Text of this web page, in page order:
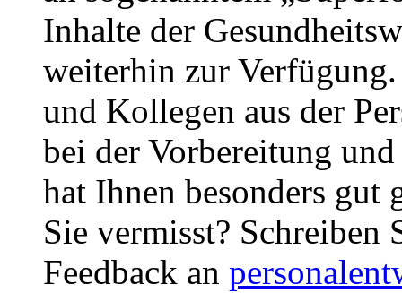
Inhalte der
weiterhin zur
und Kollegen aus der
bei der Vorbereitung
hat Ihnen besonders gut
Sie vermisst?
Feedback an